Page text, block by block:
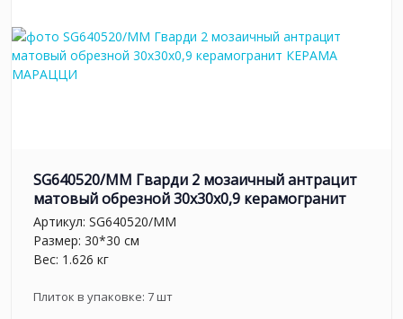
SG640520/MM Гварди 2 мозаичный антрацит
матовый обрезной 30x30x0,9 керамогранит
Артикул: SG640520/MM
Размер: 30*30 см
Вес: 1.626 кг
Плиток в упаковке: 7шт